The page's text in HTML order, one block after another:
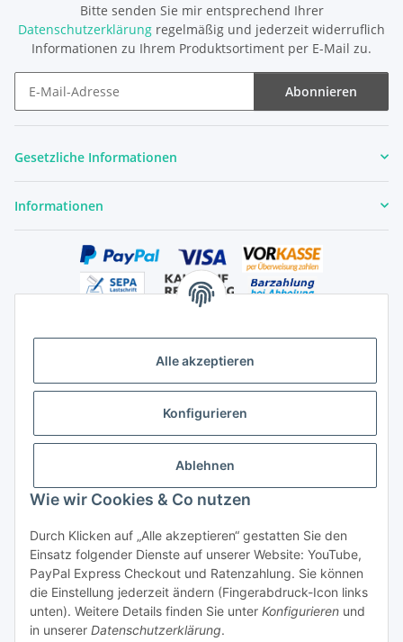
Alle akzeptieren
Konfigurieren
Ablehnen
Wie wir Cookies & Co nutzen
Durch Klicken auf „Alle akzeptieren“ gestatten Sie den
Einsatz folgender Dienste auf unserer Website: YouTube,
PayPal Express Checkout und Ratenzahlung. Sie können
die Einstellung jederzeit ändern (Fingerabdruck-Icon links
unten). Weitere Details finden Sie unter Konfigurieren und
in unserer Datenschutzerklärung.
Bitte senden Sie mir entsprechend Ihrer
Datenschutzerklärung regelmäßig und jederzeit widerruflich
Informationen zu Ihrem Produktsortiment per E-Mail zu.
Abonnieren
Gesetzliche Informationen
Informationen
Vertrag widerrufen